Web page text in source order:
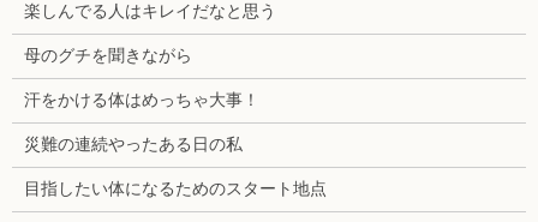
楽しんでる人はキレイだなと思う
母のグチを聞きながら
汗をかける体はめっちゃ大事！
災難の連続やったある日の私
目指したい体になるためのスタート地点